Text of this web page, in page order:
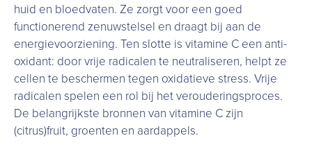
huid en bloedvaten. Ze zorgt voor een goed
functionerend zenuwstelsel en draagt bij aan de
energievoorziening. Ten slotte is vitamine C een anti-
oxidant: door vrije radicalen te neutraliseren, helpt ze
cellen te beschermen tegen oxidatieve stress. Vrije
radicalen spelen een rol bij het verouderingsproces.
De belangrijkste bronnen van vitamine C zijn
(citrus)fruit, groenten en aardappels.